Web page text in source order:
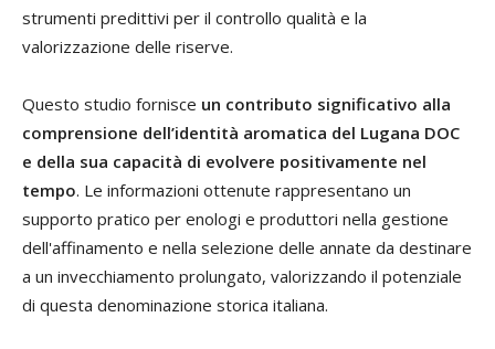
strumenti predittivi per il controllo qualità e la
valorizzazione delle riserve.
Questo studio fornisce un contributo significativo alla
comprensione dell’identità aromatica del Lugana DOC
e della sua capacità di evolvere positivamente nel
tempo. Le informazioni ottenute rappresentano un
supporto pratico per enologi e produttori nella gestione
dell'affinamento e nella selezione delle annate da destinare
a un invecchiamento prolungato, valorizzando il potenziale
di questa denominazione storica italiana.